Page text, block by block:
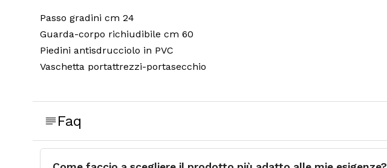
Passo gradini cm 24
Guarda-corpo richiudibile cm 60
Piedini antisdrucciolo in PVC
Vaschetta portattrezzi-portasecchio
Etichette e manuale d’uso e manutenzione
Imballo in cartone con poster
Certificato di collaudo secondo le normative italiane ed europee
Faq